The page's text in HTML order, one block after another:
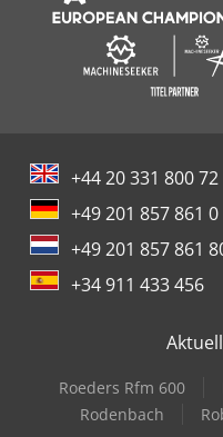
+44 20 331 800 72
+49 201 857 861 0
+49 201 857 861
+34 911 433 456
Roeders Rfm 600
Rodenbach